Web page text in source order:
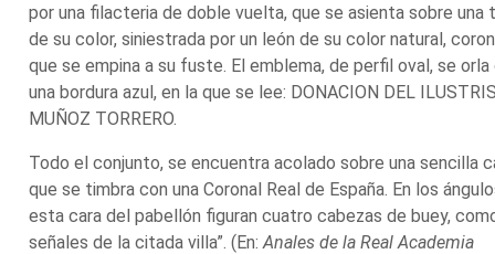
por una filacteria de doble vuelta, que se asienta sobre una
de su color, siniestrada por un león de su color natural,
que se empina a su fuste. El emblema, de perfil oval, se orla
una bordura azul, en la que se lee: DONACION DEL
MUÑOZ TORRERO.
Todo el conjunto, se encuentra acolado sobre una sencilla
que se timbra con una Coronal Real de España. En los
esta cara del pabellón figuran cuatro cabezas de buey,
señales de la citada villa”. (En:Anales de la Real Academia